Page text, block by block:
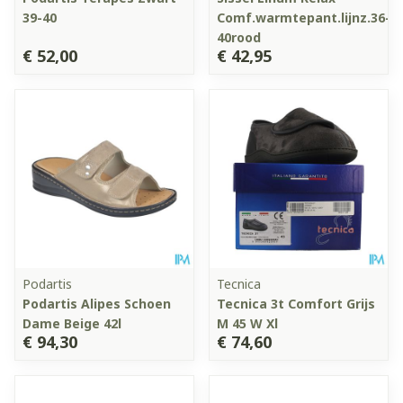
39-40
€ 52,00
Comf.warmtepant.lijnz.36-
40rood
€ 42,95
Podartis
Podartis Alipes Schoen
Dame Beige 42l
€ 94,30
Tecnica
Tecnica 3t Comfort Grijs
M 45 W Xl
€ 74,60